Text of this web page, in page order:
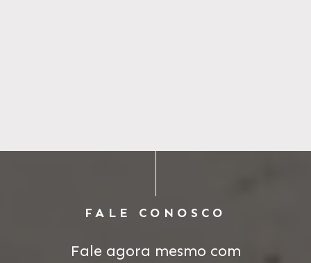
FALE CONOSCO
Fale agora mesmo com